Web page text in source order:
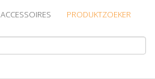
ACCESSOIRES PRODUKTZOEKER